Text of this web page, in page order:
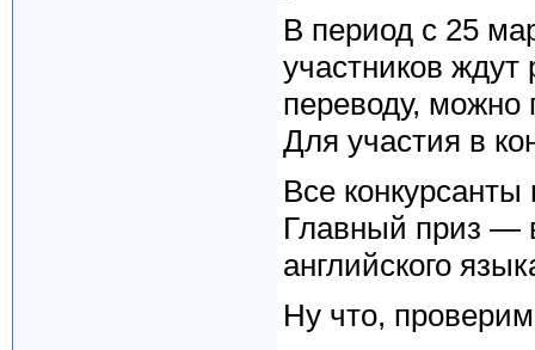
В период с 25
участников
переводу,
Для участия в
Все
Главный приз —
английского
Ну что,